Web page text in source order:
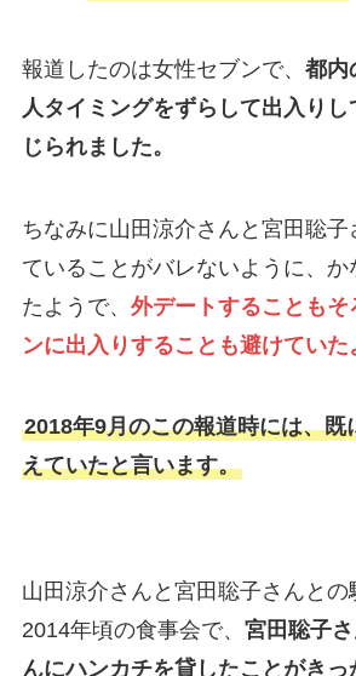
報道したのは女性セブンで、 都内
人タイミングをずらして出入り
じられました。
ちなみに山田涼介さんと宮田聡子
ていることがバレないように、か
たようで、 外デートすることもそ
ンに出入りすることも避けていた
2018年9月のこの報道時には、既
えていたと言います。
山田涼介さんと宮田聡子さんとの
2014年頃の食事会で、 宮田聡子
んにハンカチを貸したことがき